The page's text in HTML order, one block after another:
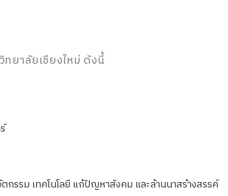
ยาลัยเชียงใหม่ ดังนี้
กรรม เทคโนโลยี แก้ปัญหาสังคม และล้านนาสร้างสรรค์